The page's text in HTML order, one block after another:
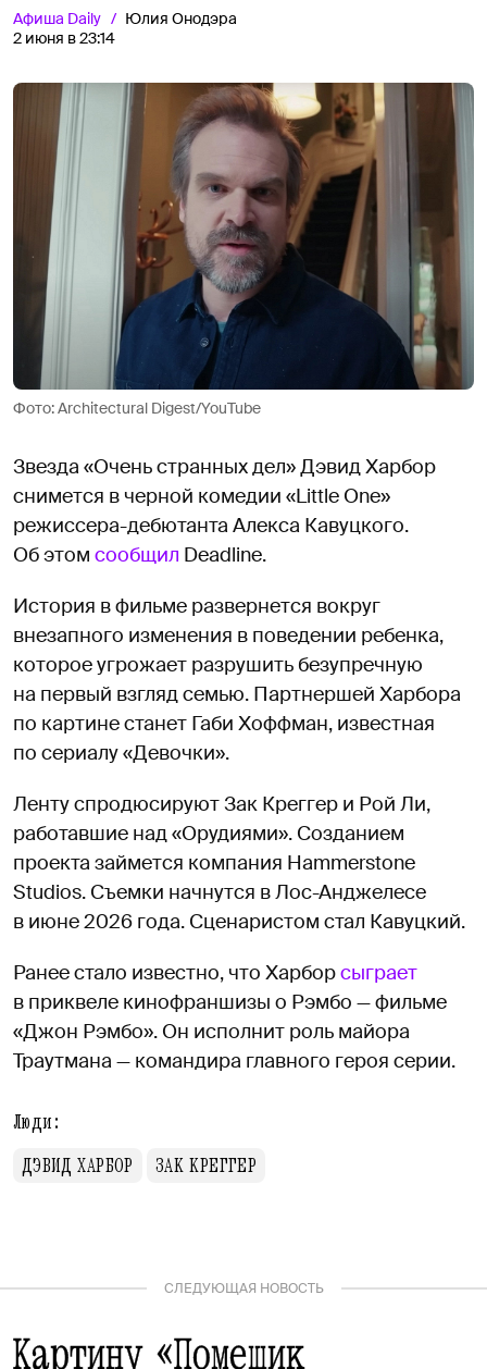
Афиша Daily
Юлия Онодэра
2 июня в 23:14
Фото: Architectural Digest/YouTube
Звезда «Очень странных дел» Дэвид Харбор
снимется в черной комедии «Little One»
режиссера-дебютанта Алекса Кавуцкого.
Об этом сообщил Deadline.
История в фильме развернется вокруг
внезапного изменения в поведении ребенка,
которое угрожает разрушить безупречную
на первый взгляд семью. Партнершей Харбора
по картине станет Габи Хоффман, известная
по сериалу «Девочки».
Ленту спродюсируют Зак Креггер и Рой Ли,
работавшие над «Орудиями». Созданием
проекта займется компания Hammerstone
Studios. Съемки начнутся в Лос-Анджелесе
в июне 2026 года. Сценаристом стал Кавуцкий.
Ранее стало известно, что Харборсыграет
в приквеле кинофраншизы о Рэмбо — фильме
«Джон Рэмбо». Он исполнит роль майора
Траутмана — командира главного героя серии.
Люди:
ДЭВИД ХАРБОР
ЗАК КРЕГГЕР
СЛЕДУЮЩАЯ НОВОСТЬ
Картину «Помещик